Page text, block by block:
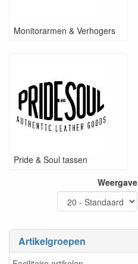
Artikelgroepen
Monitorarmen & Verhogers
Pride & Soul tassen
Weergave